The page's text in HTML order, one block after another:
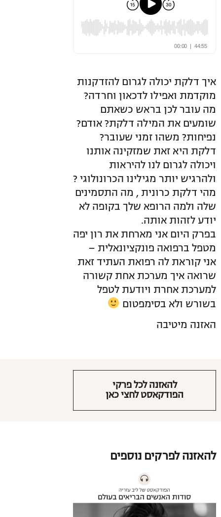
איך דלקת יכולה לגרום להזדקנות
מוקדמת ואפילו לדכאון וחרדה?
מה עובר לכן בראש כשאתם
שומעים את המילה דלקת? אודם?
נפיחות? משהו זמני שעובר?
דלקת היא זאת שמזקינה אותנו
ויכולה לגרום לנו להיראות
ולהרגיש יותר מגילינו הכרונולוגי ?
מהי דלקת כרונית , מה התסמינים
שלה ולמה הרופא שלך בקופה לא
יודע לזהות אותה.
בפרק היום אני מארחת את רון יפה
מטפל ברפואה פונקציונאלית –
אני קוראת לה רפואת העתיד זאת
שרואה איך מערכת אחת קשורה
למערכת אחרת ויודעת לטפל
בשורש ולא בסימפטום
האזנה מיטיבה
להאזנה לכל פרקי
הפודקאסט לחצי כאן
להאזנה לפרקים נוספים